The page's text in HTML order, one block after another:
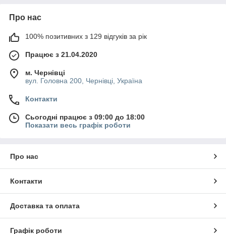
Про нас
100% позитивних з 129 відгуків за рік
Працює з 21.04.2020
м. Чернівці
вул. Головна 200, Чернівці, Україна
Контакти
Сьогодні працює з 09:00 до 18:00
Показати весь графік роботи
Про нас
Контакти
Доставка та оплата
Графік роботи